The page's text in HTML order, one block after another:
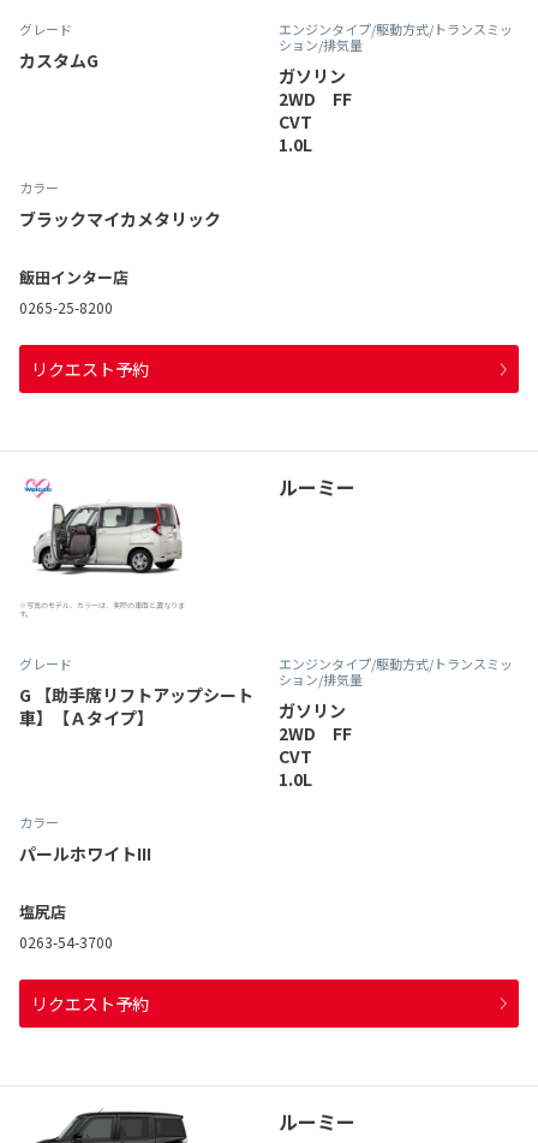
グレード
カスタムG
エンジンタイプ/駆動方式/トランスミッ
ション/排気量
ガソリン
2WD FF
CVT
1.0L
カラー
ブラックマイカメタリック
飯田インター店
0265-25-8200
リクエスト予約
ルーミー
※写真のモデル、カラーは、実際の車両と異なりま
す。
グレード
G 【助手席リフトアップシート
車】【Ａタイプ】
エンジンタイプ/駆動方式/トランスミッ
ション/排気量
ガソリン
2WD FF
CVT
1.0L
カラー
パールホワイトIII
塩尻店
0263-54-3700
リクエスト予約
ルーミー